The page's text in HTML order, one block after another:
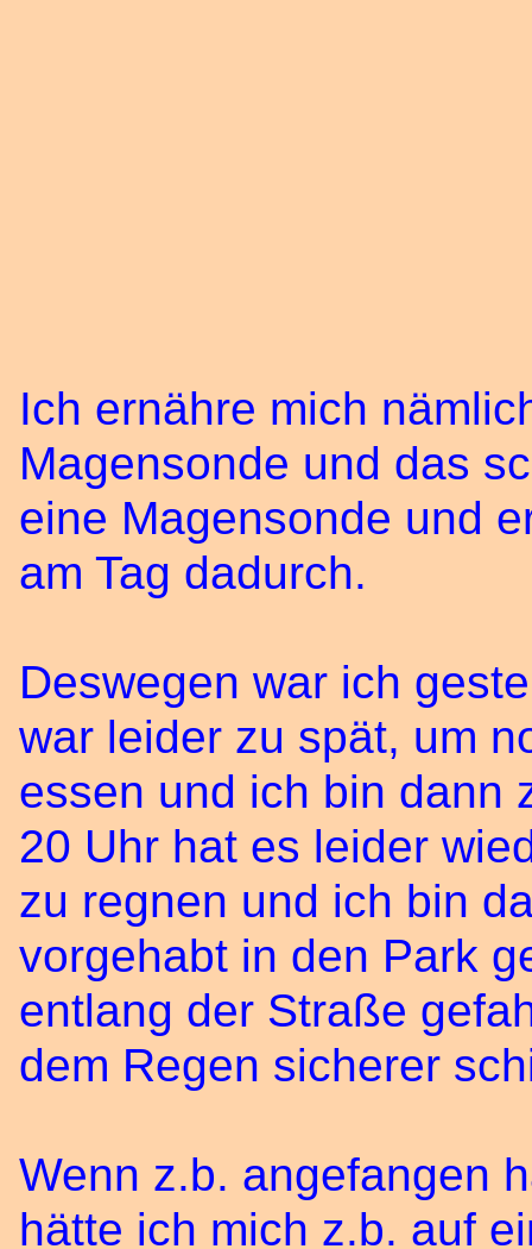
Ich ernähre mich
Magensonde und das
eine Magensonde und
am Tag dadurch.
Deswegen war ich
war leider zu spät, um
essen und ich bin dann
20 Uhr hat es leider
zu regnen und ich bin
vorgehabt in den Park
entlang der Straße
dem Regen sicherer
Wenn z.b. angefangen
hätte ich mich z.b. auf